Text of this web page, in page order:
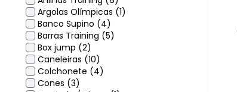
Argolas Olímpicas (1)
Banco Supino (4)
Barras Training (5)
Box jump (2)
Caneleiras (10)
Colchonete (4)
Cones (3)